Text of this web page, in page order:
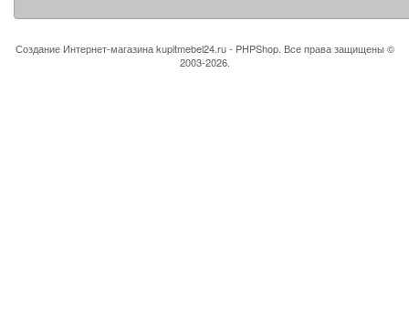
Создание Интернет-магазинаkupitmebel24.ru - PHPShop. Все права защищены ©
2003-2026.